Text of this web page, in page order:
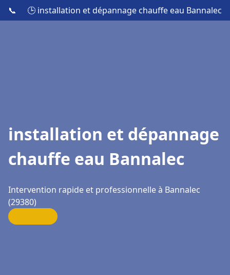
📞 🕒 installation et dépannage chauffe eau Bannalec
installation et dépannage
chauffe eau Bannalec
Intervention rapide et professionnelle à Bannalec
(29380)